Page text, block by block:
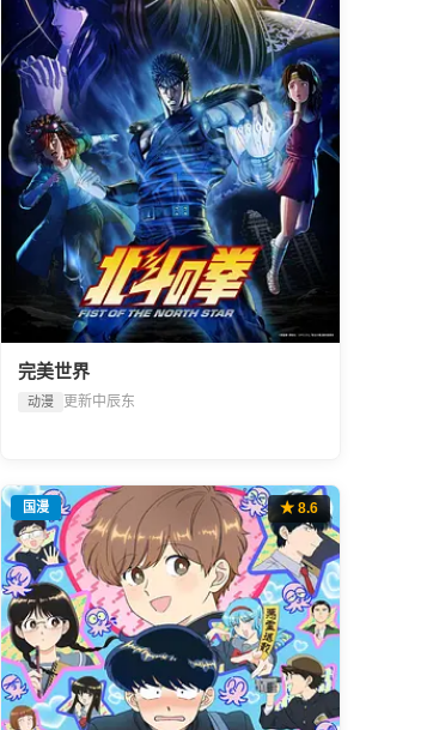
完美世界
动漫 更新中辰东
国漫 ★ 8.6